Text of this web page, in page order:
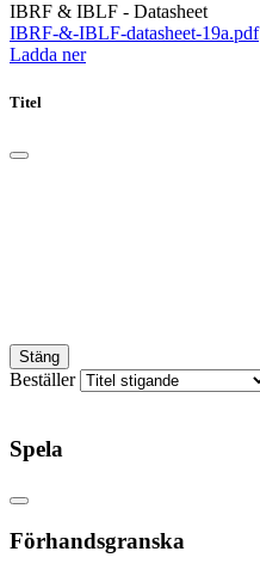
IBRF & IBLF - Datasheet
IBRF-&-IBLF-datasheet-19a.pdf
Ladda ner
Titel
Stäng
Beställer
Spela
Förhandsgranska